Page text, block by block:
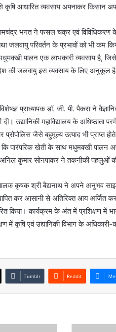
आधारित व्यवसाय अपनाकर किसान
भगत ने फसल चक्र एवं विविधिकरण
जलवायु परिवर्तन के प्रभावों को भी कम
मधुमक्खी पालन एक लाभकारी व्यवसाय है,
की जलवायु इस व्यवसाय के लिए अनुकूल
प्राध्यापक डॉ. जी. पी. पैकरा ने
दी। उद्यानिकी महाविद्यालय के
जैसे बहुमूल्य उत्पाद भी प्राप्त
कि पारंपरिक खेती के साथ मधुमक्खी
कुमार सोनपाकर ने तकनीकी पहलुओं
कृषक श्री बैद्यनाथ ने अपने अनुभव
कर आसानी से अतिरिक्त आय अर्जित
किया। कार्यक्रम के अंत में प्रशिक्षण में
में कृषि एवं उद्यानिकी विभाग के अधिकारी-
Tumblr Reddit